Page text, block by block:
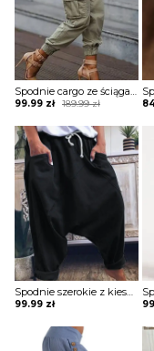
189.99zł
Original
was:
189.99 zł.
99.99 zł
Current
is:
99.99 zł.
99.99 zł